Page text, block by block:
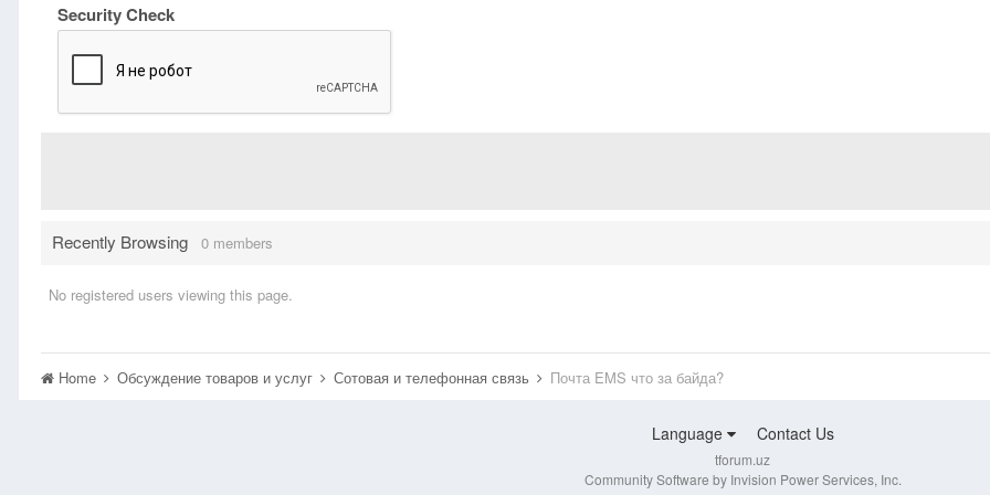
Security Check
Recently Browsing 0 members
No registered users viewing this page.
Home Обсуждение товаров и услуг Сотовая и телефонная связь Почта EMS что за байда?
Language Contact Us
tforum.uz
Community Software by Invision Power Services, Inc.